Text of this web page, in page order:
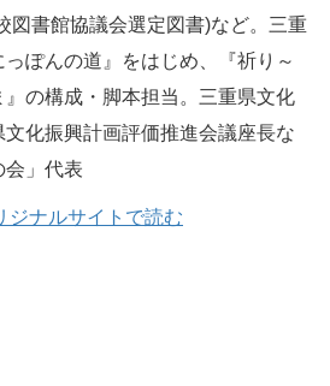
図書館協議会選定図書)など。三重
ぽんの道』をはじめ、『祈り～
の構成・脚本担当。三重県文化
化振興計画評価推進会議座長な
会」代表
ジナルサイトで読む